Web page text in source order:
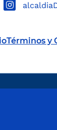
Términos y